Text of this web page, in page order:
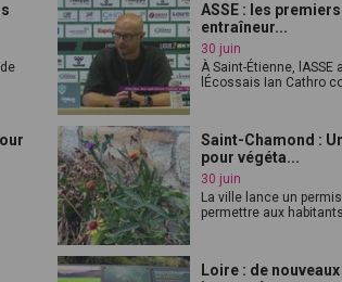
ASSE : les
entraîneur...
30 juin
À Saint-Étienne,
lÉcossais Ian Cathro
Saint-Chamond :
pour végéta...
30 juin
La ville lance un
permettre aux
Loire : de